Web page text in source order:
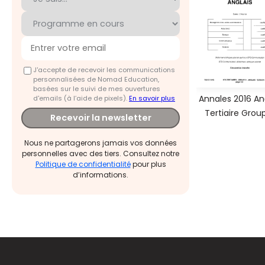
J'accepte de recevoir les communications
personnalisées de Nomad Education,
basées sur le suivi de mes ouvertures
d'emails (à l’aide de pixels).En savoir plus
Recevoir la newsletter
Nous ne partagerons jamais vos données
personnelles avec des tiers. Consultez notre
Politique de confidentialitépour plus
d’informations.
Annales 2016
Tertiaire